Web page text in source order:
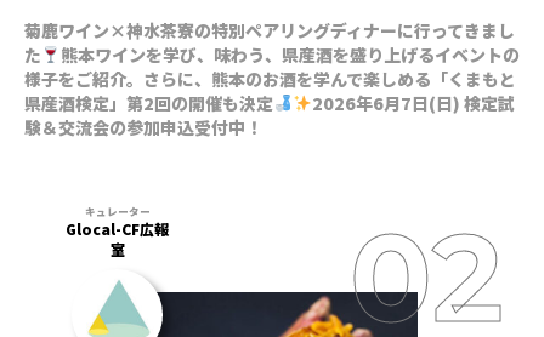
菊鹿ワイン×神水茶寮の特別ペアリングディナーに行ってきまし
た
熊本ワインを学び、味わう、県産酒を盛り上げるイベントの
様子をご紹介。さらに、熊本のお酒を学んで楽しめる「くまもと
県産酒検定」第2回の開催も決定
2026年6月7日(日) 検定試
験＆交流会の参加申込受付中！
Glocal-CF広報
室